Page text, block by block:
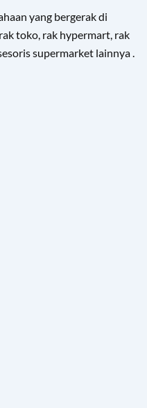
yang bergerak di
toko, rak hypermart, rak
supermarket lainnya .